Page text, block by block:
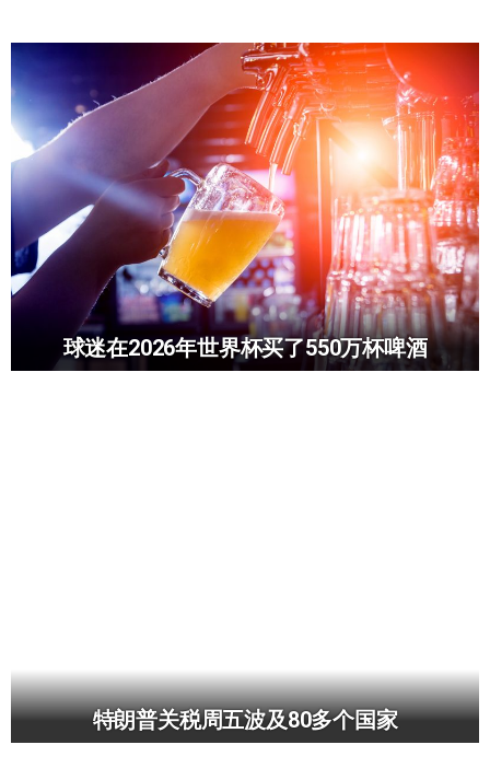
球迷在2026年世界杯买了550万杯啤酒
特朗普关税周五波及80多个国家